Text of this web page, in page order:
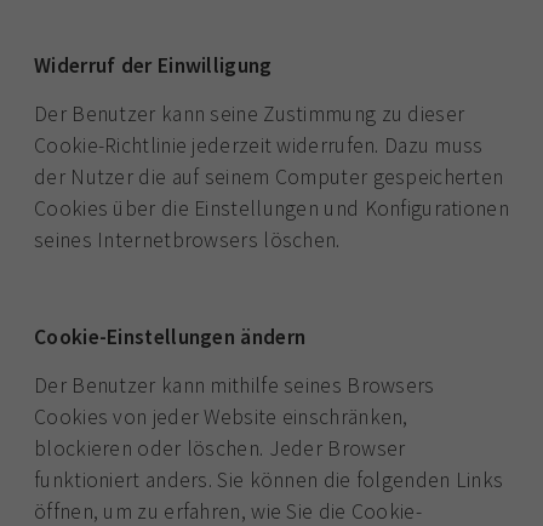
Widerruf der Einwilligung
Der Benutzer kann seine Zustimmung zu dieser
Cookie-Richtlinie jederzeit widerrufen. Dazu muss
der Nutzer die auf seinem Computer gespeicherten
Cookies über die Einstellungen und Konfigurationen
seines Internetbrowsers löschen.
Cookie-Einstellungen ändern
Der Benutzer kann mithilfe seines Browsers
Cookies von jeder Website einschränken,
blockieren oder löschen. Jeder Browser
funktioniert anders. Sie können die folgenden Links
öffnen, um zu erfahren, wie Sie die Cookie-